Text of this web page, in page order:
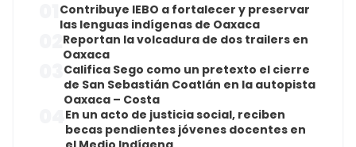
Contribuye IEBO a fortalecer y preservar
las lenguas indígenas de Oaxaca
Reportan la volcadura de dos trailers en
Oaxaca
Califica Sego como un pretexto el cierre
de San Sebastián Coatlán en la autopista
Oaxaca – Costa
En un acto de justicia social, reciben
becas pendientes jóvenes docentes en